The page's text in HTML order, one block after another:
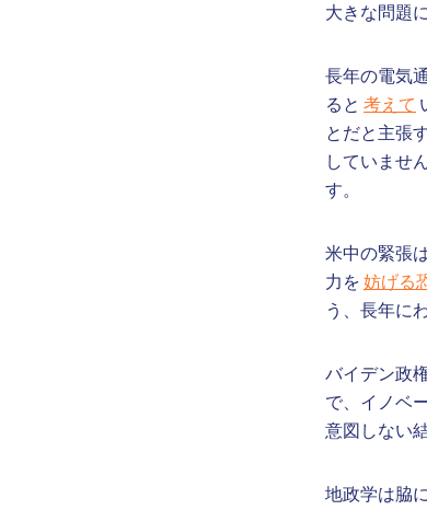
大きな問題
長年の電気
ると 考えて
とだと主張
していませ
す。
米中の緊張
力を 妨げる
う、長年に
バイデン政
で、イノベ
意図しない
地政学は脇